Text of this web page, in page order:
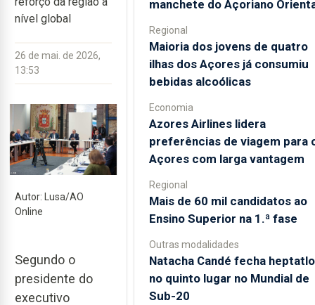
nível global
26 de mai. de 2026,
13:53
Autor: Lusa/AO
Online
Segundo o
presidente do
executivo
manchete do Açoriano
Regional
Maioria dos jovens de quatro
ilhas dos Açores já consumiu
bebidas alcoólicas
Economia
Azores Airlines lidera
preferências de viagem para
Açores com larga vantagem
Regional
Mais de 60 mil candidatos ao
Ensino Superior na 1.ª fase
Outras modalidades
Natacha Candé fecha heptatlo
no quinto lugar no Mundial de
Sub-20